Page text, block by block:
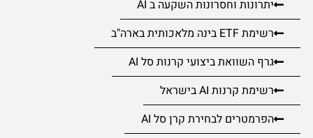
יתרונות וחסרונות השקעה ב AI
רשימת ETF בינה מלאכותית בארה"ב
גרף השוואת ביצועי קרנות סל AI
רשימת קרנות AI בישראל
הפרמטרים לבחירת קרן סל AI